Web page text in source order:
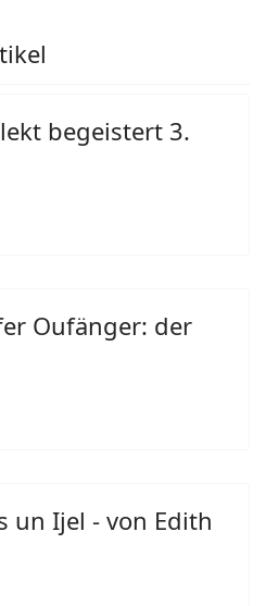
begeistert 3.
Oufänger: der
un Ijel - von Edith